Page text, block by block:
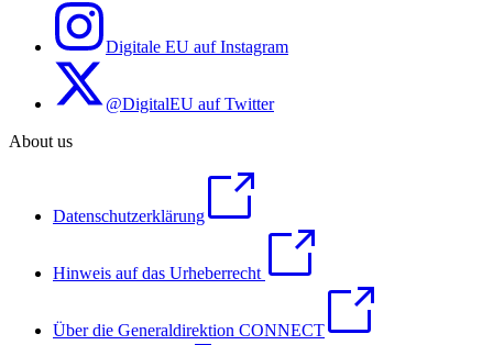
Digitale EU auf Instagram
@DigitalEU auf Twitter
About us
Datenschutzerklärung
Hinweis auf das Urheberrecht
Über die Generaldirektion CONNECT